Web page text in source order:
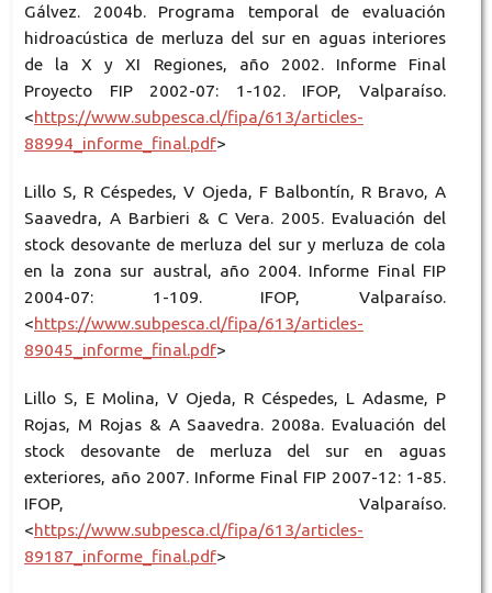
Gálvez. 2004b. Programa temporal de evaluación
hidroacústica de merluza del sur en aguas interiores
de la X y XI Regiones, año 2002. Informe Final
Proyecto FIP 2002-07: 1-102. IFOP, Valparaíso.
<https://www.subpesca.cl/fipa/613/articles-
88994_informe_final.pdf>
Lillo S, R Céspedes, V Ojeda, F Balbontín, R Bravo, A
Saavedra, A Barbieri & C Vera. 2005. Evaluación del
stock desovante de merluza del sur y merluza de cola
en la zona sur austral, año 2004. Informe Final FIP
2004-07: 1-109. IFOP, Valparaíso.
<https://www.subpesca.cl/fipa/613/articles-
89045_informe_final.pdf>
Lillo S, E Molina, V Ojeda, R Céspedes, L Adasme, P
Rojas, M Rojas & A Saavedra. 2008a. Evaluación del
stock desovante de merluza del sur en aguas
exteriores, año 2007. Informe Final FIP 2007-12: 1-85.
IFOP, Valparaíso.
<https://www.subpesca.cl/fipa/613/articles-
89187_informe_final.pdf>